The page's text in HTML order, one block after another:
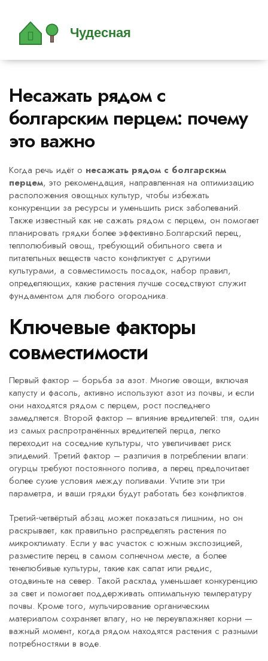
Несажать рядом с
болгарским перцем: почему
это важно
Когда речь идёт о несажать рядом с болгарским
перцем, это рекомендация, направленная на оптимизацию
расположения овощных культур, чтобы избежать
конкуренции за ресурсы и уменьшить риск заболеваний.
Также известный как не сажать рядом с перцем, он помогает
планировать грядки более эффективно.Болгарский перец,
теплолюбивый овощ, требующий обильного света и
питательных веществ часто конфликтует с другими
культурами, а совместимость посадок, набор правил,
определяющих, какие растения лучше соседствуют служит
фундаментом для любого огородника.
Ключевые факторы
совместимости
Первый фактор – борьба за азот. Многие овощи, включая
капусту и фасоль, активно используют азот из почвы, и если
они находятся рядом с перцем, рост последнего
замедляется. Второй фактор – влияние вредителей: тля, один
из самых распротранённых вредителей перца, легко
переходит на соседние культуры, что увеличивает риск
эпидемий. Третий фактор – различия в потреблении влаги:
огурцы требуют постоянного полива, а перец предпочитает
более сухие условия между поливами. Учтите эти три
параметра, и ваши грядки будут работать без конфликтов.
Третий‑четвёртый абзац может показаться лишним, но он
раскрывает, как правильно распределять растения по
микроклимату. Если у вас участок с южным экспозицией,
разместите перец в самом солнечном месте, а более
тенелюбивые культуры, такие как салат или редис,
отодвиньте на север. Такой расклад уменьшает конкуренцию
за свет и помогает поддерживать оптимальную температуру
почвы. Кроме того, мульчирование органическим
материалом сохраняет влагу, но не переувлажняет корни —
важный момент, когда рядом находятся растения с разными
потребностями в воде.